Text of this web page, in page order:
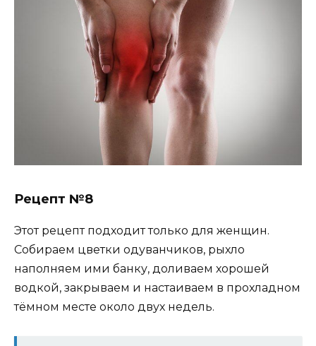
Рецепт №8
Этот рецепт подходит только для женщин.
Собираем цветки одуванчиков, рыхло
наполняем ими банку, доливаем хорошей
водкой, закрываем и настаиваем в прохладном
тёмном месте около двух недель.